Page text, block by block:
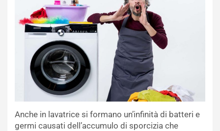
Anche in lavatrice si formano un’infinità di batteri e
germi causati dell’accumulo di sporcizia che